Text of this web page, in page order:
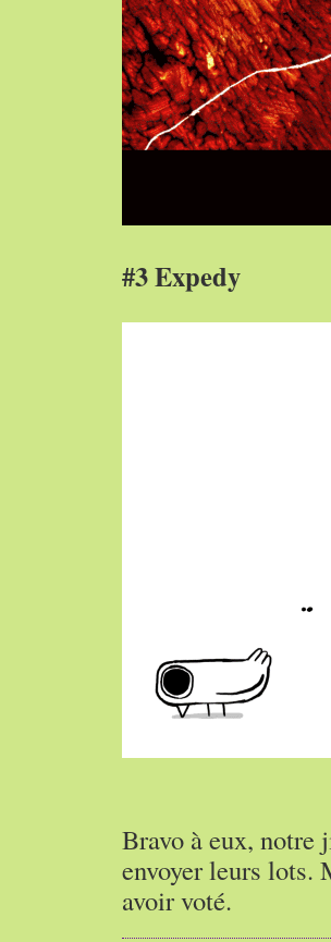
#3 Expedy
Bravo à eux, notre
envoyer leurs lots.
avoir voté.